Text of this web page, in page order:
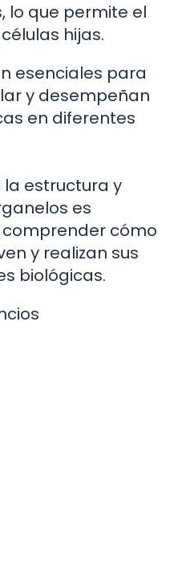
lo que permite el
hijas.
esenciales para
y desempeñan
en diferentes
la estructura y
es
cómo
y realizan sus
biológicas.